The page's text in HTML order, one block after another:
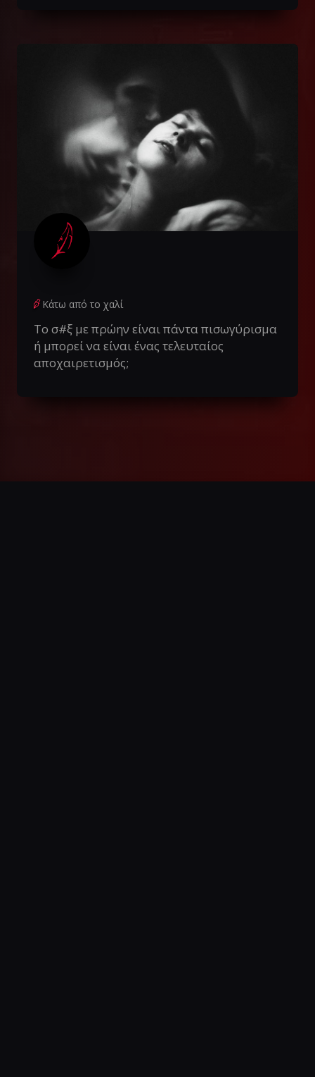
Κάτω από το χαλί
Το σ#ξ με πρώην είναι πάντα πισωγύρισμα
ή μπορεί να είναι ένας τελευταίος
αποχαιρετισμός;